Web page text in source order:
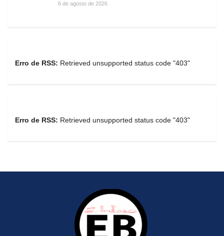
6 de agosto de 2026
Erro de RSS: Retrieved unsupported status code "403"
Erro de RSS: Retrieved unsupported status code "403"